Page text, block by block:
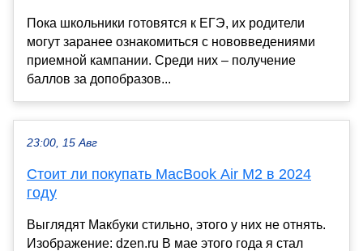
Пока школьники готовятся к ЕГЭ, их родители
могут заранее ознакомиться с нововведениями
приемной кампании. Среди них – получение
баллов за допобразов...
23:00, 15 Авг
Стоит ли покупать MacBook Air M2 в 2024
году
Выглядят Макбуки стильно, этого у них не отнять.
Изображение: dzen.ru В мае этого года я стал